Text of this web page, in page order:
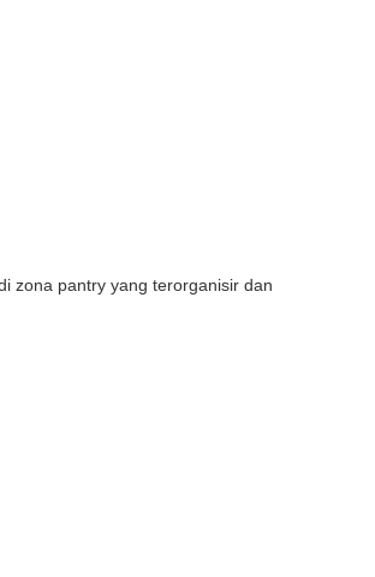
zona pantry yang terorganisir dan